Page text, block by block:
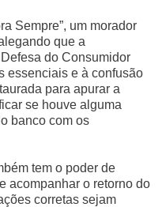
Sempre”, um morador
que a
do Consumidor
essenciais e à confusão
para apurar a
se houve alguma
banco com os
tem o poder de
acompanhar o retorno do
corretas sejam